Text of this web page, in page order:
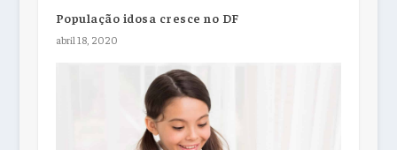
População idosa cresce no DF
abril 18, 2020